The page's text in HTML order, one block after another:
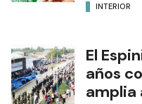
INTERIOR
El
años
amplia